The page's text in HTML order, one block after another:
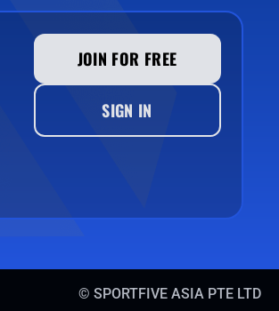
JOIN FOR FREE
SIGN IN
© SPORTFIVE ASIA PTE LTD